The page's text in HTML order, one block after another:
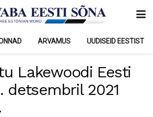
ARVAMUS UUDISEID EESTIST
Lakewoodi Eesti
detsembril 2021